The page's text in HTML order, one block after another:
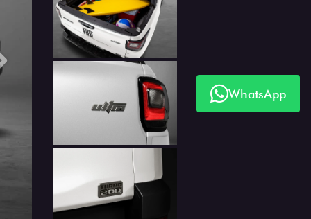
WhatsApp